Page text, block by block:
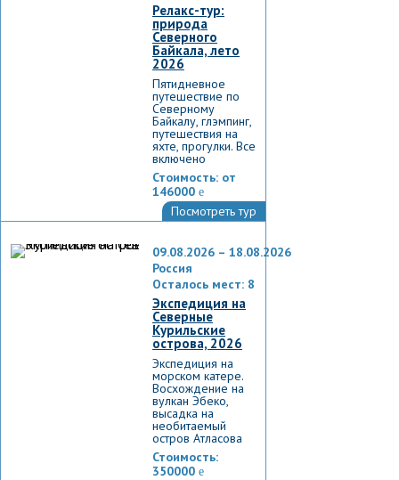
Релакс-тур:
природа
Северного
Байкала, лето
2026
Пятидневное
путешествие по
Северному
Байкалу, глэмпинг,
путешествия на
яхте, прогулки. Все
включено
Стоимость: от
146000 e
Посмотреть тур
09.08.2026 – 18.08.2026
Россия
Осталось мест: 8
Экспедиция на
Северные
Курильские
острова, 2026
Экспедиция на
морском катере.
Восхождение на
вулкан Эбеко,
высадка на
необитаемый
остров Атласова
Стоимость:
350000 e